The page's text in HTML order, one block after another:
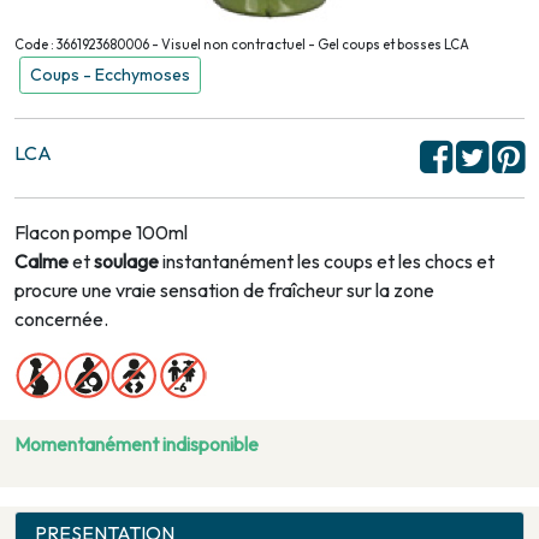
Code : 3661923680006 - Visuel non contractuel - Gel coups et bosses LCA
Coups - Ecchymoses
LCA
Flacon pompe 100ml
Calmeetsoulageinstantanément les coups et les chocs et
procure une vraie sensation de fraîcheur sur la zone
concernée.
Momentanément indisponible
PRESENTATION